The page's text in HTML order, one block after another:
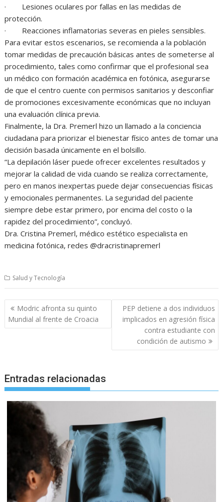
· Lesiones oculares por fallas en las medidas de
protección.
· Reacciones inflamatorias severas en pieles sensibles.
Para evitar estos escenarios, se recomienda a la población
tomar medidas de precaución básicas antes de someterse al
procedimiento, tales como confirmar que el profesional sea
un médico con formación académica en fotónica, asegurarse
de que el centro cuente con permisos sanitarios y desconfiar
de promociones excesivamente económicas que no incluyan
una evaluación clínica previa.
Finalmente, la Dra. Premerl hizo un llamado a la conciencia
ciudadana para priorizar el bienestar físico antes de tomar una
decisión basada únicamente en el bolsillo.
“La depilación láser puede ofrecer excelentes resultados y
mejorar la calidad de vida cuando se realiza correctamente,
pero en manos inexpertas puede dejar consecuencias físicas
y emocionales permanentes. La seguridad del paciente
siempre debe estar primero, por encima del costo o la
rapidez del procedimiento”, concluyó.
Dra. Cristina Premerl, médico estético especialista en
medicina fotónica, redes @dracristinapremerl
Salud y Tecnología
Navegación
de
entradas
Modric afronta su quinto
Mundial al frente de Croacia
PEP detiene a dos individuos
implicados en agresión física
contra estudiante con
condición de autismo
Entradas relacionadas